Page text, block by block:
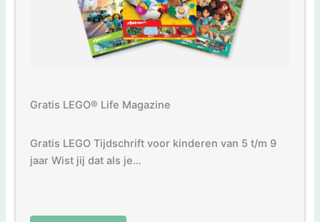
Gratis LEGO® Life Magazine
Gratis LEGO Tijdschrift voor kinderen van 5 t/m 9
jaar Wist jij dat als je…